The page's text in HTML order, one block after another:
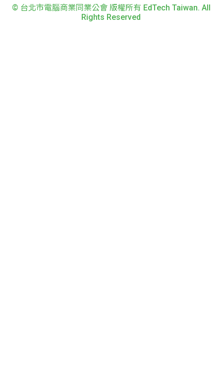
© 台北市電腦商業同業公會 版權所有 EdTech Taiwan. All
Rights Reserved